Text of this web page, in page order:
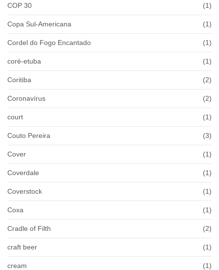
COP 30 (1)
Copa Sul-Americana (1)
Cordel do Fogo Encantado (1)
coré-etuba (1)
Coritiba (2)
Coronavírus (2)
court (1)
Couto Pereira (3)
Cover (1)
Coverdale (1)
Coverstock (1)
Coxa (1)
Cradle of Filth (2)
craft beer (1)
cream (1)